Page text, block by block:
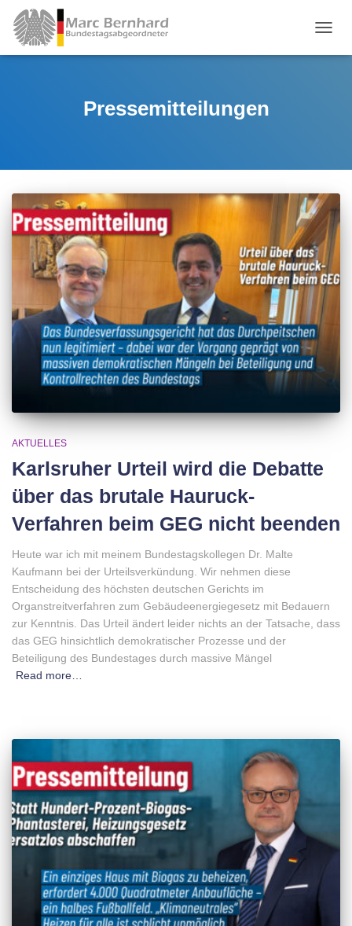
Pressemitteilungen
AKTUELLES
Karlsruher Urteil wird die Debatte
über das brutale Hauruck-
Verfahren beim GEG nicht beenden
Heute war ich mit meinem Bundestagskollegen Dr. Malte
Kaufmann bei der Urteilsverkündung. Wir nehmen diese
Entscheidung des höchsten deutschen Gerichts im
Organstreitverfahren zum Gebäudeenergiegesetz mit Bedauern
zur Kenntnis. Das Urteil ändert leider nichts an der Tatsache, dass
das GEG hinsichtlich demokratischer Prozesse und der
Beteiligung des Bundestages durch massive Mängel
Read more…